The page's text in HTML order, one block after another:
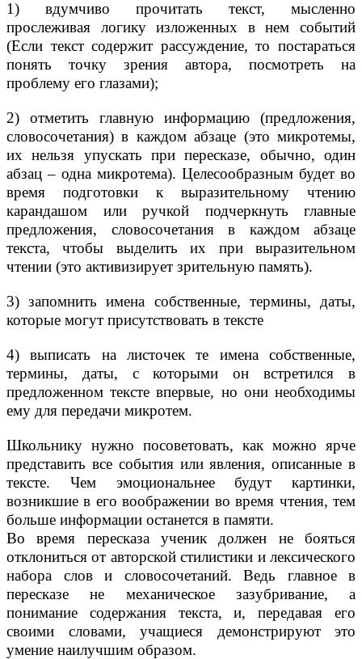
1) вдумчиво прочитать текст, мысленно
прослеживая логику изложенных в нем событий
(Если текст содержит рассуждение, то постараться
понять точку зрения автора, посмотреть на
проблему его глазами);
2) отметить главную информацию (предложения,
словосочетания) в каждом абзаце (это микротемы,
их нельзя упускать при пересказе, обычно, один
абзац – одна микротема). Целесообразным будет во
время подготовки к выразительному чтению
карандашом или ручкой подчеркнуть главные
предложения, словосочетания в каждом абзаце
текста, чтобы выделить их при выразительном
чтении (это активизирует зрительную память).
3) запомнить имена собственные, термины, даты,
которые могут присутствовать в тексте
4) выписать на листочек те имена собственные,
термины, даты, с которыми он встретился в
предложенном тексте впервые, но они необходимы
ему для передачи микротем.
Школьнику нужно посоветовать, как можно ярче
представить все события или явления, описанные в
тексте. Чем эмоциональнее будут картинки,
возникшие в его воображении во время чтения, тем
больше информации останется в памяти.
Во время пересказа ученик должен не бояться
отклониться от авторской стилистики и лексического
набора слов и словосочетаний. Ведь главное в
пересказе не механическое зазубривание, а
понимание содержания текста, и, передавая его
своими словами, учащиеся демонстрируют это
умение наилучшим образом.